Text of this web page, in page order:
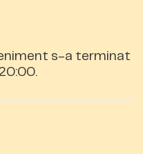
s-a terminat